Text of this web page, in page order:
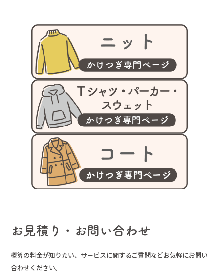
お見積り・お問い合わせ
概算の料金が知りたい、サービスに関するご質問などお気軽にお問い
合わせください。